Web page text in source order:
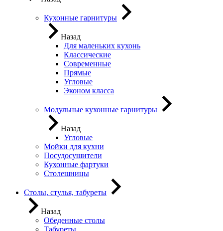
Кухонные гарнитуры
Назад
Для маленьких кухонь
Классические
Современные
Прямые
Угловые
Эконом класса
Модульные кухонные гарнитуры
Назад
Угловые
Мойки для кухни
Посудосушители
Кухонные фартуки
Столешницы
Столы, стулья, табуреты
Назад
Обеденные столы
Табуреты